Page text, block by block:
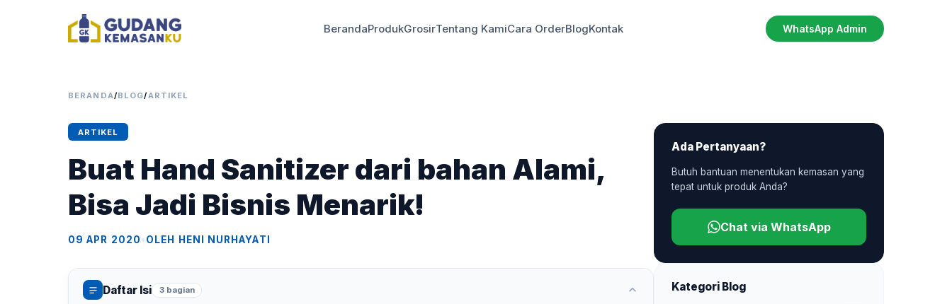
BerandaProdukGrosirTentang KamiCara OrderBlogKontak WhatsApp Admin
BERANDA/BLOG/ARTIKEL
ARTIKEL
Buat Hand Sanitizer dari bahan Alami,
Bisa Jadi Bisnis Menarik!
09 APR 2020•OLEH HENI NURHAYATI
Daftar Isi 3 bagian
Ada Pertanyaan?
Butuh bantuan menentukan kemasan yang
tepat untuk produk Anda?
Chat via WhatsApp
Kategori Blog